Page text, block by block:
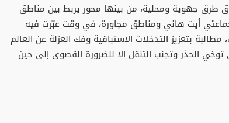
طرق جهوية ومحلية، من بينها محور يربط بين مناطق
أيت هاني ومناطق مجاورة، في وقت عبّرت فيه
بتعزيز التدخلات الاستباقية وفك العزلة عن العالم
الحذر وتجنب التنقل إلا للضرورة القصوى إلى حين